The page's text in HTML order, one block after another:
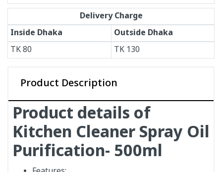
Delivery Charge
Inside Dhaka
Outside Dhaka
TK80 TK 130
Product Description
Product details of
Kitchen Cleaner Spray Oil
Purification- 500ml